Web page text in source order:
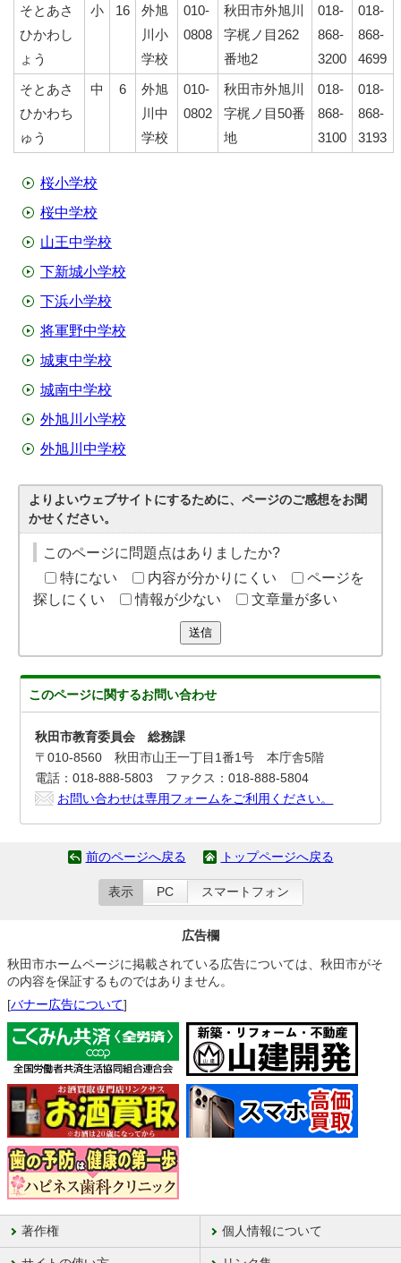
そとあさ
ひかわし
ょう
小 16
外旭
川小
学校
010-
0808
秋田市外旭川
字梶ノ目262
番地2
018-
868-
3200
018-
868-
4699
そとあさ
ひかわち
ゅう
中 6
外旭
川中
学校
010-
0802
秋田市外旭川
字梶ノ目50番
地
018-
868-
3100
018-
868-
3193
桜小学校
桜中学校
山王中学校
下新城小学校
下浜小学校
将軍野中学校
城東中学校
城南中学校
外旭川小学校
外旭川中学校
よりよいウェブサイトにするために、ページのご感想をお聞
かせください。
このページに問題点はありましたか?
特にない
内容が分かりにくい
ページを
探しにくい
情報が少ない 文章量が多い
送信
このページに関するお問い合わせ
秋田市教育委員会 総務課
〒010-8560 秋田市山王一丁目1番1号 本庁舎5階
電話：018-888-5803 ファクス：018-888-5804
お問い合わせは専用フォームをご利用ください。
前のページへ戻る トップページへ戻る
表示 PC スマートフォン
広告欄
秋田市ホームページに掲載されている広告については、秋田市がそ
の内容を保証するものではありません。
[バナー広告について]
著作権 個人情報について